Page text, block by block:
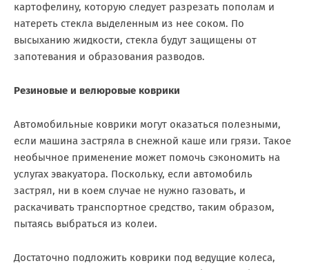
картофелину, которую следует разрезать пополам и
натереть стекла выделенным из нее соком. По
высыханию жидкости, стекла будут защищены от
запотевания и образования разводов.
Резиновые и велюровые коврики
Автомобильные коврики могут оказаться полезными,
если машина застряла в снежной каше или грязи. Такое
необычное применение может помочь сэкономить на
услугах эвакуатора. Поскольку, если автомобиль
застрял, ни в коем случае не нужно газовать, и
раскачивать транспортное средство, таким образом,
пытаясь выбраться из колеи.
Достаточно подложить коврики под ведущие колеса,